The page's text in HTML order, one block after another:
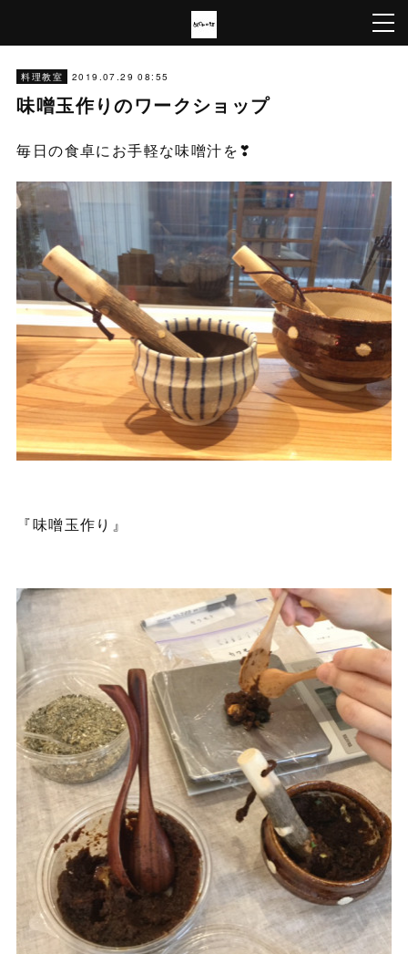
料理教室 2019.07.29 08:55
味噌玉作りのワークショップ
毎日の食卓にお手軽な味噌汁を❣
『味噌玉作り』